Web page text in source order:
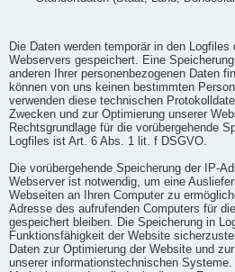
Die Daten werden temporär in den
Webservers gespeichert. Eine
anderen Ihrer personenbezogenen Daten
können von uns keinen bestimmten
verwenden diese technischen
Zwecken und zur Optimierung unserer
Rechtsgrundlage für die vorübergehende
Logfiles ist Art. 6 Abs. 1 lit. f DSGVO.
Die vorübergehende Speicherung der IP-
Webserver ist notwendig, um eine
Webseiten an Ihren Computer zu
Adresse des aufrufenden Computers für
gespeichert bleiben. Die Speicherung in
Funktionsfähigkeit der Website
Daten zur Optimierung der Website und
unserer informationstechnischen